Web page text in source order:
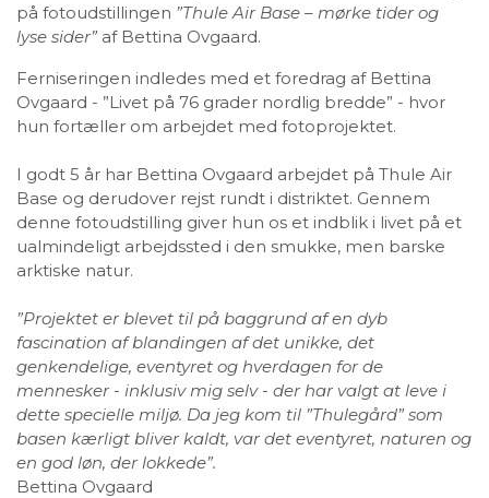
på fotoudstillingen ”Thule Air Base – mørke tider og
lyse sider” af Bettina Ovgaard.
Ferniseringen indledes med et foredrag af Bettina
Ovgaard - ”Livet på 76 grader nordlig bredde” - hvor
hun fortæller om arbejdet med fotoprojektet.
I godt 5 år har Bettina Ovgaard arbejdet på Thule Air
Base og derudover rejst rundt i distriktet. Gennem
denne fotoudstilling giver hun os et indblik i livet på et
ualmindeligt arbejdssted i den smukke, men barske
arktiske natur.
”Projektet er blevet til på baggrund af en dyb
fascination af blandingen af det unikke, det
genkendelige, eventyret og hverdagen for de
mennesker - inklusiv mig selv - der har valgt at leve i
dette specielle miljø. Da jeg kom til ”Thulegård” som
basen kærligt bliver kaldt, var det eventyret, naturen og
en god løn, der lokkede”.
Bettina Ovgaard